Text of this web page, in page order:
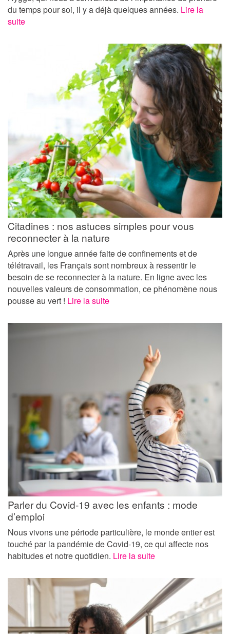
du temps pour soi, il y a déjà quelques années. Lire la
suite
Citadines : nos astuces simples pour vous
reconnecter à la nature
Après une longue année faite de confinements et de
télétravail, les Français sont nombreux à ressentir le
besoin de se reconnecter à la nature. En ligne avec les
nouvelles valeurs de consommation, ce phénomène nous
pousse au vert ! Lire la suite
Parler du Covid-19 avec les enfants : mode
d’emploi
Nous vivons une période particulière, le monde entier est
touché par la pandémie de Covid-19, ce qui affecte nos
habitudes et notre quotidien. Lire la suite